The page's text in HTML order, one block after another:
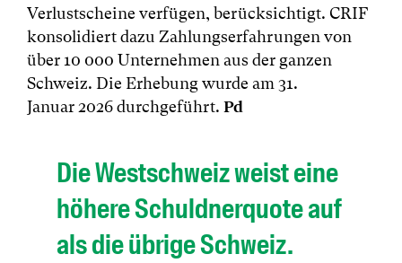
Verlustscheine verfügen, berücksichtigt. CRIF
konsolidiert dazu Zahlungserfahrungen von
über 10 000 Unternehmen aus der ganzen
Schweiz. Die Erhebung wurde am 31.
Januar 2026 durchgeführt. Pd
Die Westschweiz weist eine
höhere Schuldnerquote auf
als die übrige Schweiz.